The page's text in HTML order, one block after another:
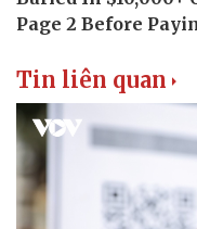
check-in
Tin liên quan